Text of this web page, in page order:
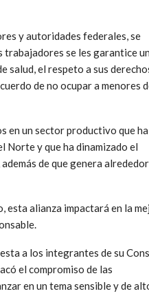
y autoridades federales, se
se les garantice
salud, el respeto a sus
de no ocupar a menores
en un sector productivo que ha
Norte y que ha dinamizado el
de que genera
esta alianza impactará en la
a los integrantes de su
el compromiso de las
en un tema sensible y de